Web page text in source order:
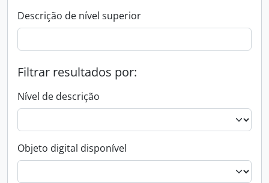
Descrição de nível superior
Filtrar resultados por:
Nível de descrição
Objeto digital disponível